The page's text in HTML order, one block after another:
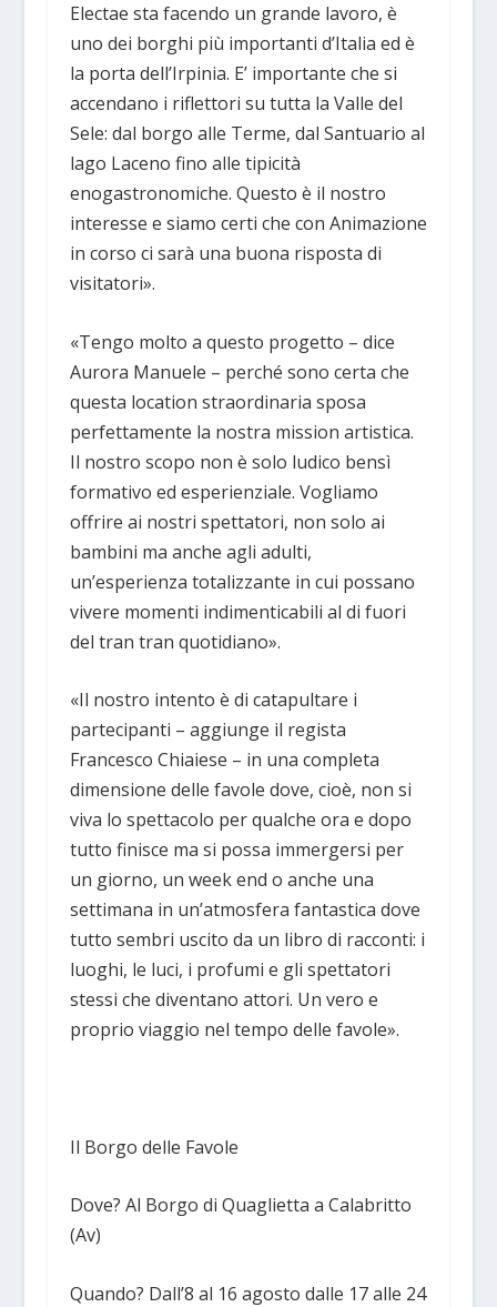
Electae sta facendo un grande lavoro, è
uno dei borghi più importanti d’Italia ed è
la porta dell’Irpinia. E’ importante che si
accendano i riflettori su tutta la Valle del
Sele: dal borgo alle Terme, dal Santuario al
lago Laceno fino alle tipicità
enogastronomiche. Questo è il nostro
interesse e siamo certi che con Animazione
in corso ci sarà una buona risposta di
visitatori».
«Tengo molto a questo progetto – dice
Aurora Manuele – perché sono certa che
questa location straordinaria sposa
perfettamente la nostra mission artistica.
Il nostro scopo non è solo ludico bensì
formativo ed esperienziale. Vogliamo
offrire ai nostri spettatori, non solo ai
bambini ma anche agli adulti,
un’esperienza totalizzante in cui possano
vivere momenti indimenticabili al di fuori
del tran tran quotidiano».
«Il nostro intento è di catapultare i
partecipanti – aggiunge il regista
Francesco Chiaiese – in una completa
dimensione delle favole dove, cioè, non si
viva lo spettacolo per qualche ora e dopo
tutto finisce ma si possa immergersi per
un giorno, un week end o anche una
settimana in un’atmosfera fantastica dove
tutto sembri uscito da un libro di racconti: i
luoghi, le luci, i profumi e gli spettatori
stessi che diventano attori. Un vero e
proprio viaggio nel tempo delle favole».
Il Borgo delle Favole
Dove? Al Borgo di Quaglietta a Calabritto
(Av)
Quando? Dall’8 al 16 agosto dalle 17 alle 24